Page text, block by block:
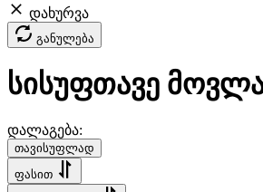
დახურვა
განულება
სისუფთავე
დალაგება:
თავისუფლად
ფასით